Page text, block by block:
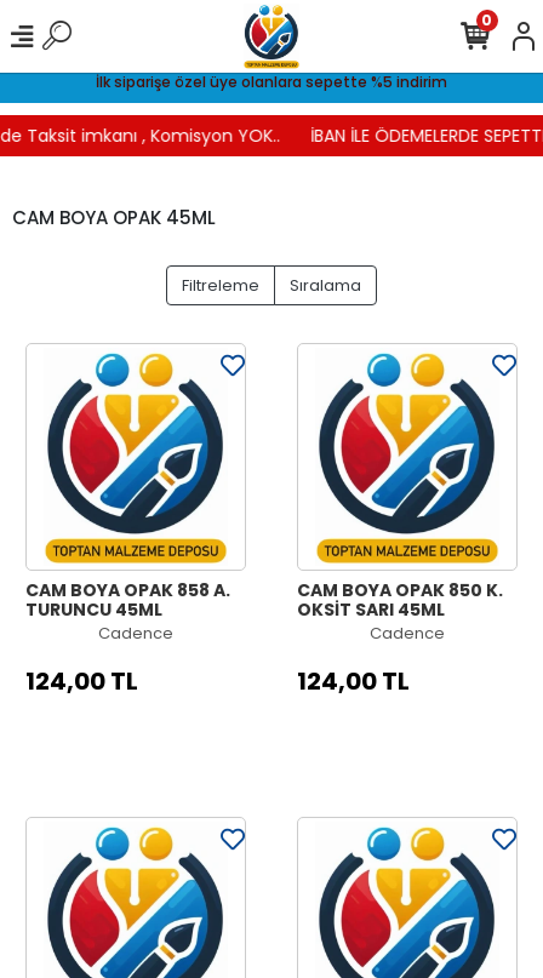
İlk siparişe özel üye olanlara sepette %5 indirim
Taksit imkanı , Komisyon YOK.. İBAN İLE ÖDEMELERDE
0
CAM BOYA OPAK 45ML
Filtreleme Sıralama
CAM BOYA OPAK 858 A.
TURUNCU 45ML
Cadence
124,00 TL
CAM BOYA OPAK 850 K.
OKSİT SARI 45ML
Cadence
124,00 TL